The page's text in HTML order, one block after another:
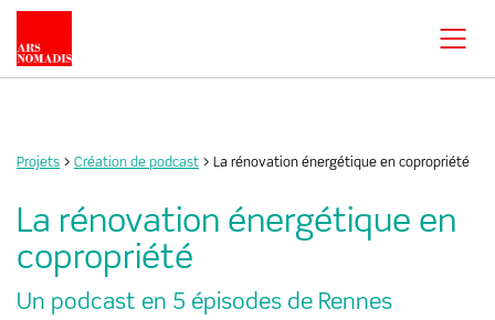
Projets > Création de podcast > La rénovation énergétique en copropriété
La rénovation énergétique en
copropriété
Un podcast en 5 épisodes de Rennes